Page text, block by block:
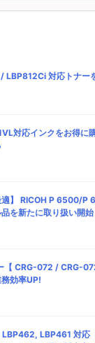
LBP812Ci 対応トナー
対応インクをお得に
適】 RICOH P 6500/P
を新たに取り扱い開始
【 CRG-072 / CRG-
効率UP!
LBP461 対応